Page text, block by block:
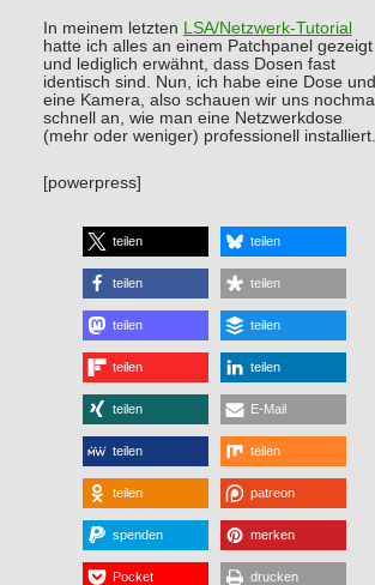
In meinem letzten
LSA/Netzwerk-Tutorial
hatte ich alles an einem Patchpanel gezeigt
und lediglich erwähnt, dass Dosen fast
identisch sind. Nun, ich habe eine Dose und
eine Kamera, also schauen wir uns nochmal
schnell an, wie man eine Netzwerkdose
(mehr oder weniger) professionell installiert.
[powerpress]
teilen teilen
teilen teilen
teilen teilen
teilen teilen
teilen E-Mail
teilen teilen
teilen patreon
spenden merken
Pocket drucken